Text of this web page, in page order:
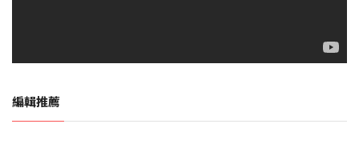
編輯推薦